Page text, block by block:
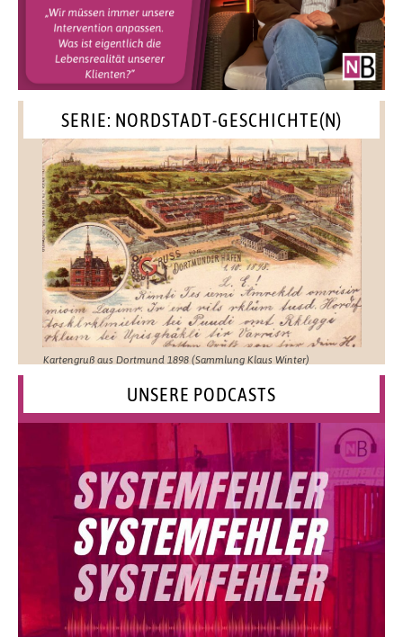
SERIE: NORDSTADT-GESCHICHTE(N)
Kartengruß aus Dortmund 1898 (Sammlung Klaus Winter)
UNSERE PODCASTS